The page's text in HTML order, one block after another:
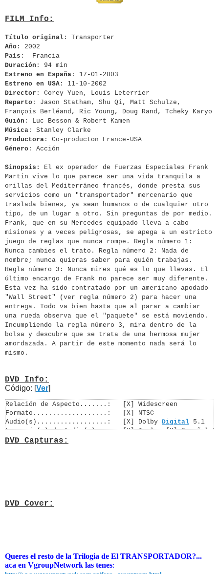
FILM Info:
Título original : Transporter
Año : 2002
País :
Francia
Duración : 94 min
Estreno en España : 17-01-2003
Estreno en USA : 11-10-2002
Director : Corey Yuen, Louis Leterrier
Reparto : Jason Statham, Shu Qi, Matt Schulze,
François Berléand, Ric Young, Doug Rand, Tcheky Karyo
Guión : Luc Besson & Robert Kamen
Música : Stanley Clarke
Productora : Co-producton France-USA
Género : Acción
Sinopsis:
El ex operador de Fuerzas Especiales Frank
Martin vive lo que parece ser una vida tranquila a
orillas del Mediterráneo francés, donde presta sus
servicios como un "transportador" mercenario que
traslada bienes, ya sean humanos o de cualquier otro
tipo, de un lugar a otro. Sin preguntas de por medio.
Frank, que en su Mercedes equipado lleva a cabo
misiones y a veces peligrosas, se apega a un estricto
juego de reglas que nunca rompe. Regla número 1:
Nunca cambies el trato. Regla número 2: Nada de
nombre; nunca quieras saber para quién trabajas.
Regla número 3: Nunca mires qué es lo que llevas. El
último encargo de Frank no parece ser muy diferente.
Esta vez ha sido contratado por un americano apodado
"Wall Street" (ver regla número 2) para hacer una
entrega. Todo va bien hasta que al parar a cambiar
una rueda observa que el "paquete" se está moviendo.
Incumpliendo la regla número 3, mira dentro de la
bolsa y descubre que se trata de una hermosa mujer
amordazada. A partir de este momento nada será lo
mismo.
DVD Info:
Código: [Ver]
Relación de Aspecto.......:   [X] Widescreen
Formato...................:   [X] NTSC
Audio(s)..................:   [X] Dolby Digital 5.1
Lenguaje(s) de Audio(s)...:   [X] Ingles [X] Español
Subtítulos................:   [X] Ingles [X] Español
DVD Capturas:
DVD Cover:
Queres el resto de la Trilogia de El TRANSPORTADOR?...
aca en VgroupNetwork las tenes: